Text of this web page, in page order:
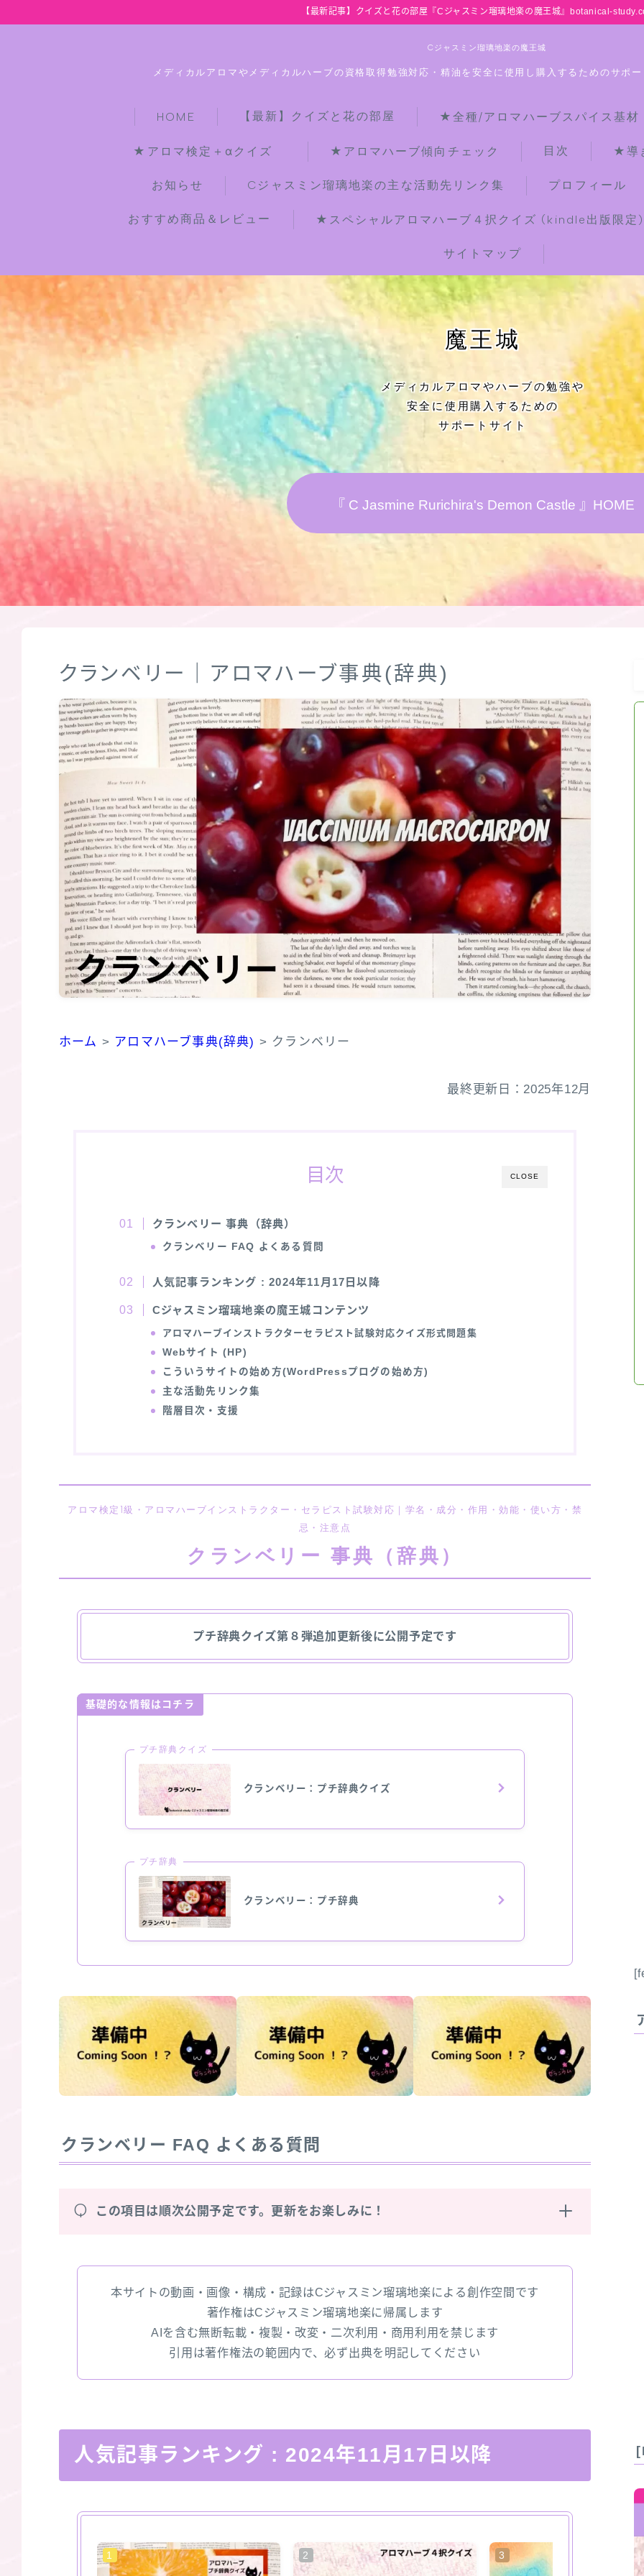
【最新記事】クイズと花の部屋『Cジャスミン瑠璃地楽の魔王城』botanical-
Cジャスミン瑠璃地楽の魔王城
メディカルアロマやメディカルハーブの資格取得勉強対応・精油を安全に使用し購入するためのサポ
HOME 【最新】クイズと花の部屋 ★全種/アロマハーブスパイス基
★アロマ検定＋αクイズ ★アロマハーブ傾向チェック 目次 ★導
お知らせ Cジャスミン瑠璃地楽の主な活動先リンク集 プロフィール
おすすめ商品＆レビュー ★スペシャルアロマハーブ４択クイズ (kindle出版限定)
サイトマップ
【最新】クイズと花の部屋
★全種/アロマハーブスパイス基材 プ
★アロマ検定＋αクイズ
★アロマハーブ傾向チェック
★導きの階層図/目次
お知らせ
Cジャスミン瑠璃地楽の主な活動先リン
ク集
おすすめ商品＆レビュー
★スペシャルアロマハーブ４択クイズ
(kindle出版限定)
FAQ
お問い合わせ
サイトマップ
魔王城
メディカルアロマやハーブの勉強や
安全に使用購入するための
サポートサイト
『 C Jasmine Rurichira's Demon Castle 』HOME
クランベリー｜アロマハーブ事典(辞典)
ホーム > アロマハーブ事典(辞典) > クランベリー
最終更新日：2025年12月
CLOSE
目次
クランベリー 事典（辞典）
クランベリー FAQ よくある質問
人気記事ランキング : 2024年11月17日以降
Cジャスミン瑠璃地楽の魔王城コンテンツ
アロマハーブインストラクターセラピスト試験対応クイズ形式問題集
Webサイト (HP)
こういうサイトの始め方(WordPressプログの始め方)
主な活動先リンク集
階層目次・支援
アロマ検定1級・アロマハーブインストラクター・セラピスト試験対応｜学名・成分・作用・効能・使い方・禁
忌・注意点
クランベリー 事典（辞典）
プチ辞典クイズ第８弾追加更新後に公開予定です
基礎的な情報はコチラ
プチ辞典クイズ
クランベリー：プチ辞典クイズ
プチ辞典
クランベリー：プチ辞典
クランベリー FAQ よくある質問
Q この項目は順次公開予定です。更新をお楽しみに！
本サイトの動画・画像・構成・記録はCジャスミン瑠璃地楽による創作空間です
著作権はCジャスミン瑠璃地楽に帰属します
AIを含む無断転載・複製・改変・二次利用・商用利用を禁じます
引用は著作権法の範囲内で、必ず出典を明記してください
人気記事ランキング : 2024年11月17日以降